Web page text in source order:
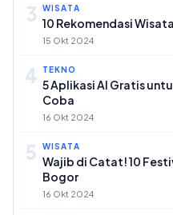
3 WISATA
10 Rekomendasi
15 Okt 2024
4 TEKNO
5 Aplikasi AI Gratis
Coba
16 Okt 2024
5 WISATA
Wajib di Catat! 10
Bogor
16 Okt 2024